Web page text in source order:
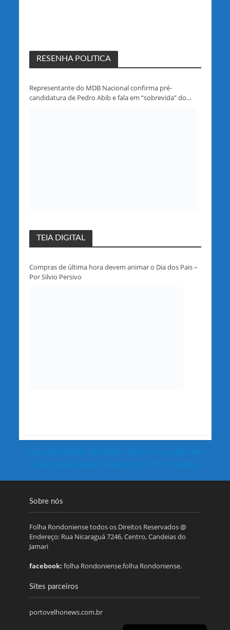
RESENHA POLITICA
Representante do MDB Nacional confirma pré-
candidatura de Pedro Abib e fala em “sobrevida” do
TEIA DIGITAL
Compras de última hora devem animar o Dia dos Pais –
Por Silvio Persivo
Casa da Mulher Brasileira será construída em
área cedida pela Prefeitura de Porto Velho
Sobre nós
Folha Rondoniense todos os Direitos Reservados @
Endereço: Rua Nicaraguá 7246, Centro, Candeias do
Jamari
facebook: folha Rondoniense.folha Rondoniense.
Sites parceiros
portovelhonews.com.br